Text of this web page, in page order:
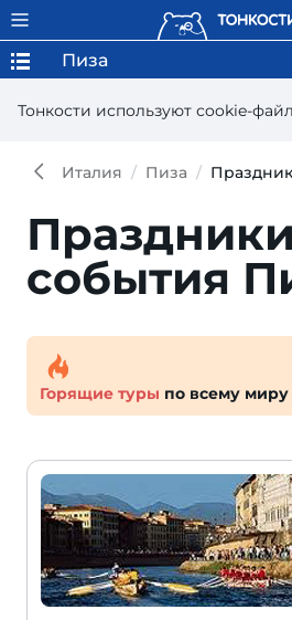
Тонкости используют сookie-
Пиза
Италия Пиза
события
Горящие туры по всему миру